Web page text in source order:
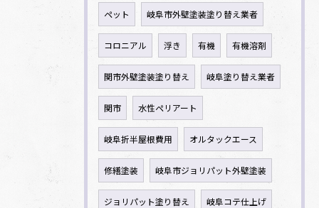
ペット 岐阜市外壁塗装塗り替え業者
コロニアル 浮き 有機 有機溶剤
関市外壁塗装塗り替え 岐阜塗り替え業者
関市 水性ペリアート
岐阜折半屋根費用 オルタックエース
修繕塗装 岐阜市ジョリパット外壁塗装
ジョリパット塗り替え 岐阜コテ仕上げ